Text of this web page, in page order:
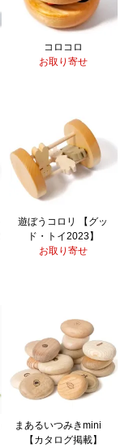
コロコロ
お取り寄せ
遊ぼうコロリ 【グッ
ド・トイ2023】
お取り寄せ
まあるいつみきmini
【カタログ掲載】